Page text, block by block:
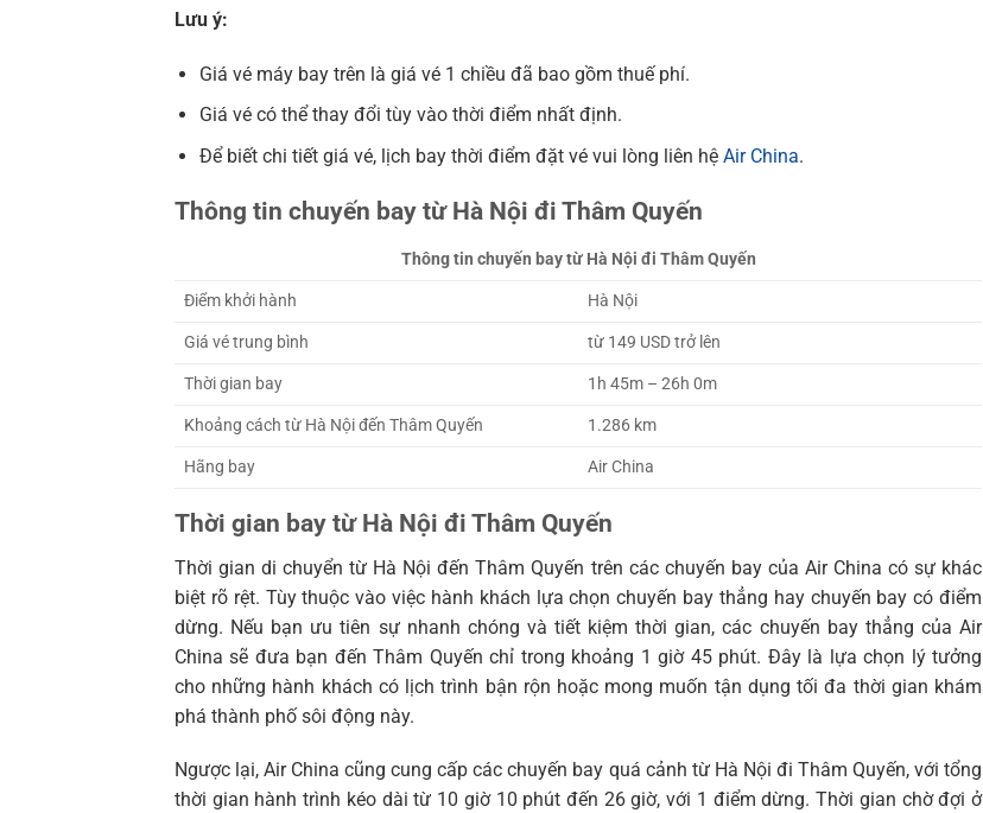
Lưu ý:
Giá vé máy bay trên là giá vé 1 chiều đã bao gồm thuế phí.
Giá vé có thể thay đổi tùy vào thời điểm nhất định.
Để biết chi tiết giá vé, lịch bay thời điểm đặt vé vui lòng liên hệ Air China.
Thông tin chuyến bay từ Hà Nội đi Thâm Quyến
Thông tin chuyến bay từ Hà Nội đi Thâm Quyến
Điểm khởi hành Hà Nội
Giá vé trung bình từ 149 USD trở lên
Thời gian bay 1h 45m – 26h 0m
Khoảng cách từ Hà Nội đến Thâm Quyến 1.286 km
Hãng bay Air China
Thời gian bay từ Hà Nội đi Thâm Quyến
Thời gian di chuyển từ Hà Nội đến Thâm Quyến trên các chuyến bay của Air China có sự khác
biệt rõ rệt. Tùy thuộc vào việc hành khách lựa chọn chuyến bay thẳng hay chuyến bay có điểm
dừng. Nếu bạn ưu tiên sự nhanh chóng và tiết kiệm thời gian, các chuyến bay thẳng của Air
China sẽ đưa bạn đến Thâm Quyến chỉ trong khoảng 1 giờ 45 phút. Đây là lựa chọn lý tưởng
cho những hành khách có lịch trình bận rộn hoặc mong muốn tận dụng tối đa thời gian khám
phá thành phố sôi động này.
Ngược lại, Air China cũng cung cấp các chuyến bay quá cảnh từ Hà Nội đi Thâm Quyến, với tổng
thời gian hành trình kéo dài từ 10 giờ 10 phút đến 26 giờ, với 1 điểm dừng. Thời gian chờ đợi ở